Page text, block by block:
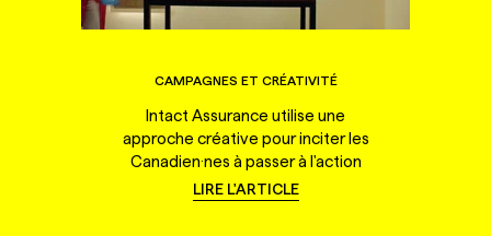
CAMPAGNES ET CRÉATIVITÉ
Intact Assurance utilise une
approche créative pour inciter les
Canadien·nes à passer à l'action
LIRE L'ARTICLE